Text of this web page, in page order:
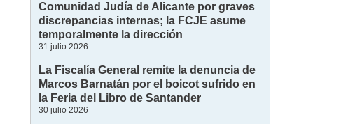
Comunidad Judía de Alicante por graves
discrepancias internas; la FCJE asume
temporalmente la dirección
31 julio 2026
La Fiscalía General remite la denuncia de
Marcos Barnatán por el boicot sufrido en
la Feria del Libro de Santander
30 julio 2026